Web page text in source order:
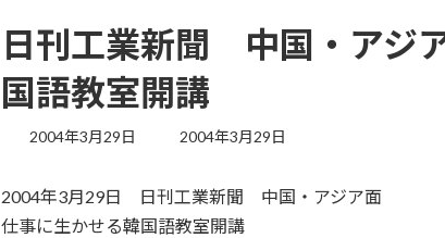
日刊工業新聞 中国・アジ
国語教室開講
2004年3月29日
最
新
日
2004年3月29日
2004年3月29日 日刊工業新聞 中国・アジア面
仕事に生かせる韓国語教室開講